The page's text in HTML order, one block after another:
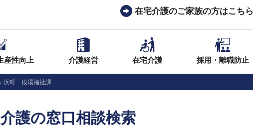
在宅介護のご家族の方はこちら
産性向上 介護経営 在宅介護 採用・離職防止
浜町 役場福祉課
介護の窓口相談検索